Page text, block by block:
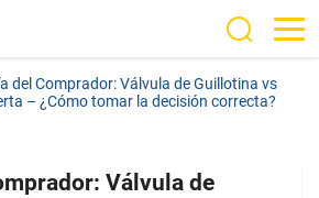
del Comprador: Válvula de Guillotina vs
– ¿Cómo tomar la decisión correcta?
Válvula de